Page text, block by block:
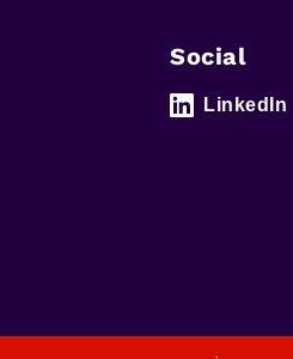
Social
LinkedIn